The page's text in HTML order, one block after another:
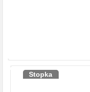
Stopka